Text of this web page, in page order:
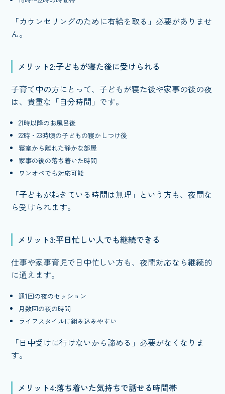
「カウンセリングのために有給を取る」必要がありませ
ん。
メリット2:子どもが寝た後に受けられる
子育て中の方にとって、子どもが寝た後や家事の後の夜
は、貴重な「自分時間」です。
21時以降のお風呂後
22時・23時頃の子どもの寝かしつけ後
寝室から離れた静かな部屋
家事の後の落ち着いた時間
ワンオペでも対応可能
「子どもが起きている時間は無理」という方も、夜間な
ら受けられます。
メリット3:平日忙しい人でも継続できる
仕事や家事育児で日中忙しい方も、夜間対応なら継続的
に通えます。
週1回の夜のセッション
月数回の夜の時間
ライフスタイルに組み込みやすい
「日中受けに行けないから諦める」必要がなくなりま
す。
メリット4:落ち着いた気持ちで話せる時間帯